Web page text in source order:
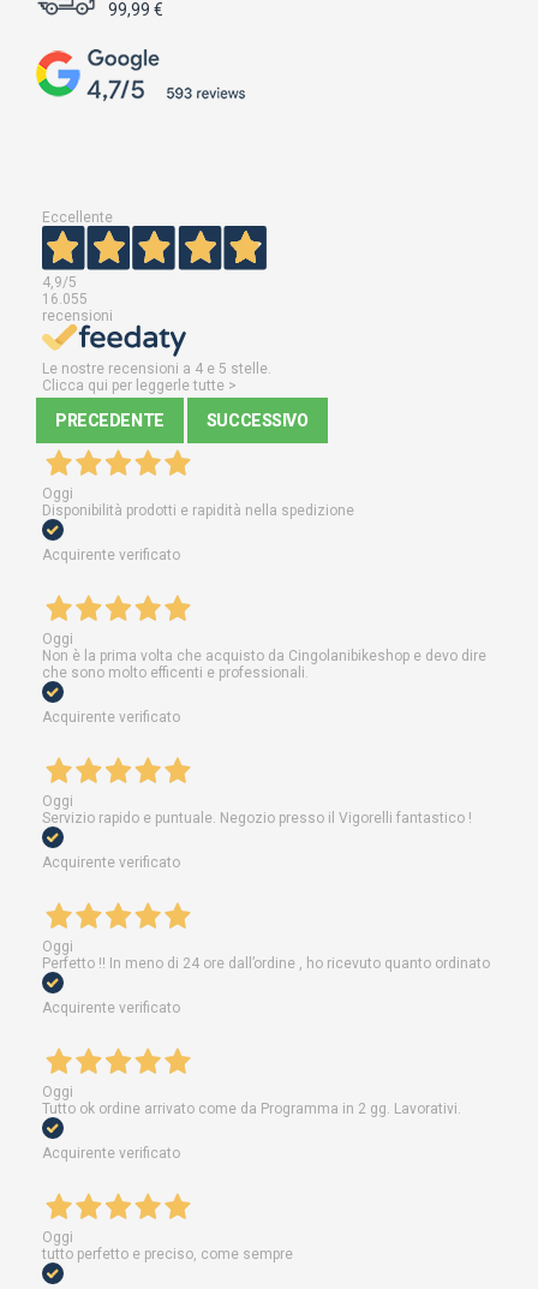
99,99 €
Eccellente
4,9/5
16.055
recensioni
Le nostre recensioni a 4 e 5 stelle.
Clicca qui per leggerle tutte >
PRECEDENTE SUCCESSIVO
Oggi
Disponibilità prodotti e rapidità nella spedizione
Acquirente verificato
Oggi
Non è la prima volta che acquisto da Cingolanibikeshop e devo dire
che sono molto efficenti e professionali.
Acquirente verificato
Oggi
Servizio rapido e puntuale. Negozio presso il Vigorelli fantastico !
Acquirente verificato
Oggi
Perfetto !! In meno di 24 ore dall’ordine , ho ricevuto quanto ordinato
Acquirente verificato
Oggi
Tutto ok ordine arrivato come da Programma in 2 gg. Lavorativi.
Acquirente verificato
Oggi
tutto perfetto e preciso, come sempre